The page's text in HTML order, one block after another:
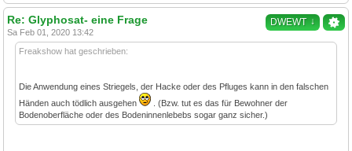
DWEWT ↓
Re: Glyphosat- eine Frage
Sa Feb 01, 2020 13:42
Freakshow hat geschrieben:
Die Anwendung eines Striegels, der Hacke oder des Pfluges kann in den falschen
Händen auch tödlich ausgehen
. (Bzw. tut es das für Bewohner der
Bodenoberfläche oder des Bodeninnenlebebs sogar ganz sicher.)